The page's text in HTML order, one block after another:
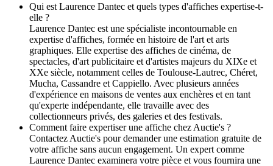
Qui est Laurence Dantec et quels types d'affiches expertise-t-
elle ?
Laurence Dantec est une spécialiste incontournable en
expertise d'affiches, formée en histoire de l'art et arts
graphiques. Elle expertise des affiches de cinéma, de
spectacles, d'art publicitaire et d'artistes majeurs du XIXe et
XXe siècle, notamment celles de Toulouse-Lautrec, Chéret,
Mucha, Cassandre et Cappiello. Avec plusieurs années
d'expérience en maisons de ventes aux enchères et en tant
qu'experte indépendante, elle travaille avec des
collectionneurs privés, des galeries et des festivals.
Comment faire expertiser une affiche chez Auctie's ?
Contactez Auctie's pour demander une estimation gratuite de
votre affiche sans aucun engagement. Un expert comme
Laurence Dantec examinera votre pièce et vous fournira une